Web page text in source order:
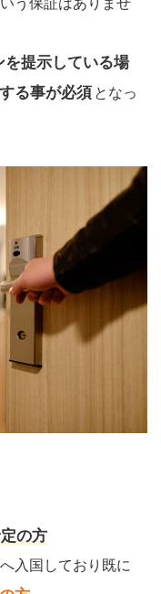
う保証はありませ
を提示している場
る事が必須 となっ
の方
入国しており既に